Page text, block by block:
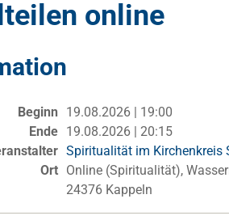
online
Beginn
19.08.2026 | 19:00
Ende 19.08.2026 | 20:15
Spiritualität im Kirchenkreis
Ort Online (Spiritualität),
24376 Kappeln